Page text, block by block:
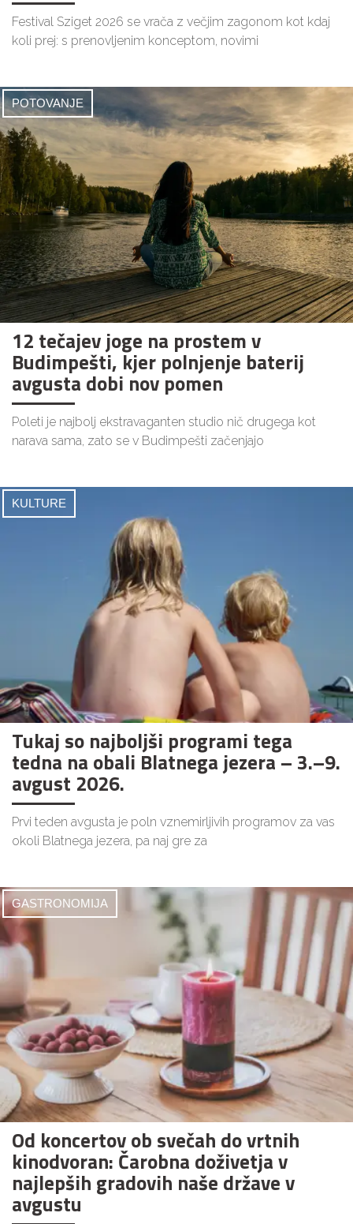
Festival Sziget 2026 se vrača z večjim zagonom kot kdaj
koli prej: s prenovljenim konceptom, novimi
POTOVANJE
12 tečajev joge na prostem v
Budimpešti, kjer polnjenje baterij
avgusta dobi nov pomen
Poleti je najbolj ekstravaganten studio nič drugega kot
narava sama, zato se v Budimpešti začenjajo
KULTURE
Tukaj so najboljši programi tega
tedna na obali Blatnega jezera – 3.–9.
avgust 2026.
Prvi teden avgusta je poln vznemirljivih programov za vas
okoli Blatnega jezera, pa naj gre za
GASTRONOMIJA
Od koncertov ob svečah do vrtnih
kinodvoran: Čarobna doživetja v
najlepših gradovih naše države v
avgustu